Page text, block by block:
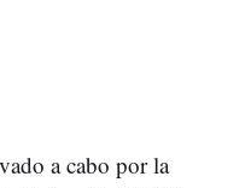
a cabo por la